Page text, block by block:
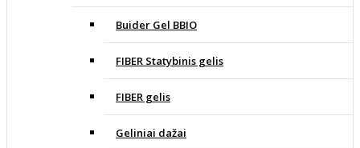
Buider Gel BBIO
FIBER Statybinis gelis
FIBER gelis
Geliniai dažai